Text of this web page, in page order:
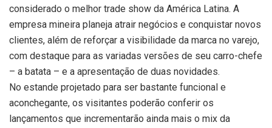
considerado o melhor trade show da América Latina. A
empresa mineira planeja atrair negócios e conquistar novos
clientes, além de reforçar a visibilidade da marca no varejo,
com destaque para as variadas versões de seu carro-chefe
– a batata – e a apresentação de duas novidades.
No estande projetado para ser bastante funcional e
aconchegante, os visitantes poderão conferir os
lançamentos que incrementarão ainda mais o mix da